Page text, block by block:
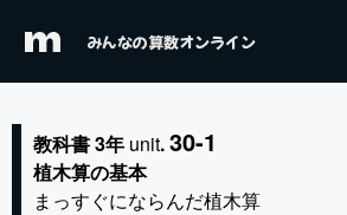
m みんなの算数オンライン
教科書 3年 unit.30-1
植木算の基本
まっすぐにならんだ植木算